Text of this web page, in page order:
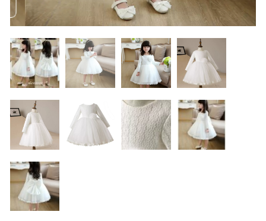
90cm 100cm
110cm 120cm
130cm
110cm
120cm
130cm
140cm
150cm,160cm
その他
在庫あり セール
並び順